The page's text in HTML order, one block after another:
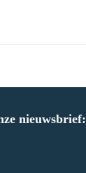
nieuwsbrief: